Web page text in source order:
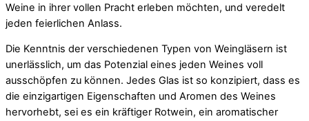
Weine in ihrer vollen Pracht erleben möchten, und veredelt
jeden feierlichen Anlass.
Die Kenntnis der verschiedenen Typen von Weingläsern ist
unerlässlich, um das Potenzial eines jeden Weines voll
ausschöpfen zu können. Jedes Glas ist so konzipiert, dass es
die einzigartigen Eigenschaften und Aromen des Weines
hervorhebt, sei es ein kräftiger Rotwein, ein aromatischer